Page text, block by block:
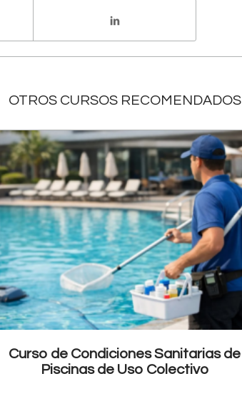
OTROS CURSOS RECOMENDADOS
Curso de Condiciones Sanitarias de
Piscinas de Uso Colectivo